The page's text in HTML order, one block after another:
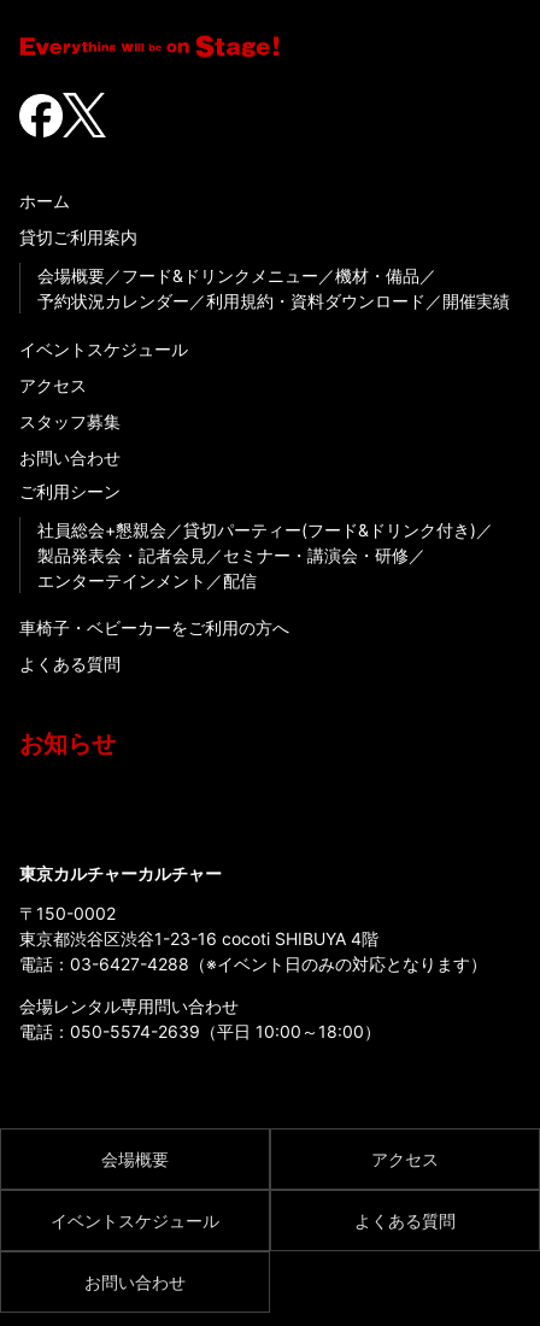
ホーム
貸切ご利用案内
会場概要
フード&ドリンクメニュー
機材・備品
予約状況カレンダー
利用規約・資料ダウンロード 開催実績
イベントスケジュール
アクセス
スタッフ募集
お問い合わせ
ご利用シーン
社員総会+懇親会
貸切パーティー(フード&ドリンク付き)
製品発表会・記者会見
セミナー・講演会・研修
エンターテインメント
配信
車椅子・ベビーカーをご利用の方へ
よくある質問
お知らせ
東京カルチャーカルチャー
〒150-0002
東京都渋谷区渋谷1-23-16 cocoti SHIBUYA 4階
電話： 03-6427-4288 （※イベント日のみの対応となります）
会場レンタル専用問い合わせ
電話： 050-5574-2639 （平日 10:00～18:00）
会場概要 アクセス
イベントスケジュール よくある質問
お問い合わせ